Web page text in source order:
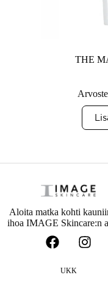
THE
Aloita matka kohti
ihoa IMAGE Skincare:n
UKK